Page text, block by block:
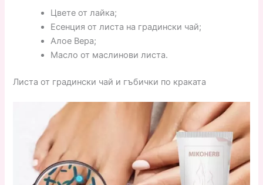
Цвете от лайка;
Есенция от листа на градински чай;
Алое Вера;
Масло от маслинови листа.
Листа от градински чай и гъбички по краката